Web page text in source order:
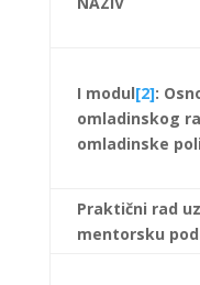
I modul[2]:
omladinskog
omladinske
Praktični rad uz
mentorsku